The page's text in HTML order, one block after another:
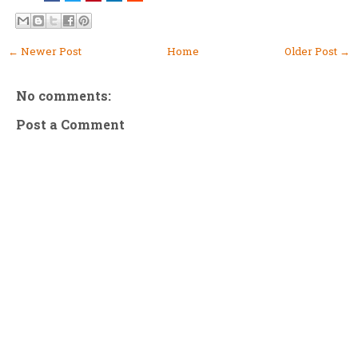
← Newer Post Older Post →
Home
No comments:
Post a Comment